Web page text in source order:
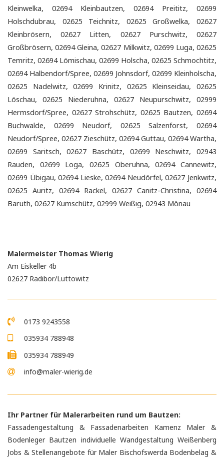
Kleinwelka, 02694 Kleinbautzen, 02694 Preititz, 02699
Holschdubrau, 02625 Teichnitz, 02625 Großwelka, 02627
Kleinbrösern, 02627 Litten, 02627 Purschwitz, 02627
Großbrösern, 02694 Gleina, 02627 Milkwitz, 02699 Luga, 02625
Temritz, 02694 Lömischau, 02699 Holscha, 02625 Schmochtitz,
02694 Halbendorf/Spree, 02699 Johnsdorf, 02699 Kleinholscha,
02625 Nadelwitz, 02699 Krinitz, 02625 Kleinseidau, 02625
Löschau, 02625 Niederuhna, 02627 Neupurschwitz, 02999
Hermsdorf/Spree, 02627 Strohschütz, 02625 Bautzen, 02694
Buchwalde, 02699 Neudorf, 02625 Salzenforst, 02694
Neudorf/Spree, 02627 Zieschütz, 02694 Guttau, 02694 Wartha,
02699 Saritsch, 02627 Baschütz, 02699 Neschwitz, 02943
Rauden, 02699 Loga, 02625 Oberuhna, 02694 Cannewitz,
02699 Übigau, 02694 Lieske, 02694 Neudörfel, 02627 Jenkwitz,
02625 Auritz, 02694 Rackel, 02627 Canitz-Christina, 02694
Baruth, 02627 Kumschütz, 02999 Weißig, 02943 Mönau
Malermeister Thomas Wierig
Am Eiskeller 4b
02627 Radibor/Luttowitz
0173 9243558
035934 788948
035934 788949
info@maler-wierig.de
Ihr Partner für Malerarbeiten rund um Bautzen:
Fassadengestaltung & Fassadenarbeiten Kamenz
Maler &
Bodenleger Bautzen individuelle Wandgestaltung Weißenberg
Jobs & Stellenangebote für Maler Bischofswerda Bodenbelag &